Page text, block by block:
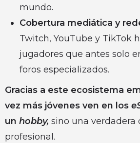
mundo.
Cobertura mediática y
Twitch, YouTube y TikTok
jugadores que antes solo
foros especializados.
Gracias a este ecosistema
vez más jóvenes ven en los
un hobby, sino una verdadera
profesional.